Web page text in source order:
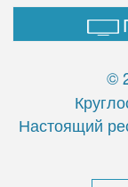
©
Настоящий